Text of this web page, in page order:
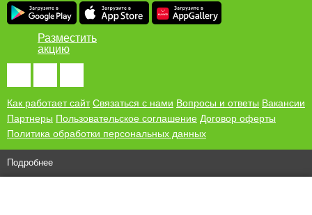
Разместить
акцию
Как работает сайт Связаться с нами Вопросы и ответы Вакансии
Партнеры Пользовательское соглашение Договор оферты
Политика обработки персональных данных
Подробнее